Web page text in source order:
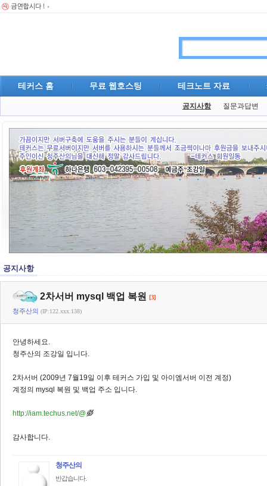
테커스 홈 무료 웹호스팅 테크노트 자료
공지사항 질문과답변
공지사항
2차서버 mysql 백업 복원 [3]
청주산의 (IP:122.xxx.138)
안녕하세요.
청주산의 조강일 입니다.
2차서버 (2009년 7월19일 이후 테커스 가입 및 아이엠서버 이전 계정)
계정의 mysql 복원 및 백업 주소 입니다.
http://iam.techus.net/@
감사합니다.
청주산의
반갑습니다.